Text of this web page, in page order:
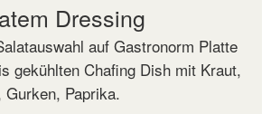
Dressing
auf Gastronorm Platte
gekühlten Chafing Dish mit Kraut,
Gurken, Paprika.